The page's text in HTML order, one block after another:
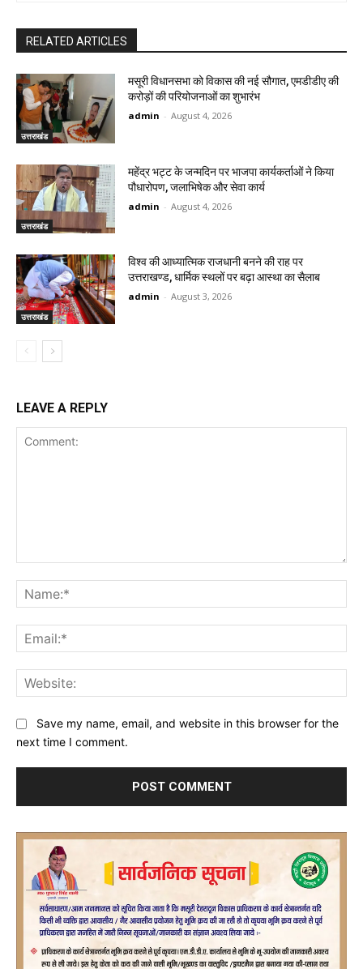
RELATED ARTICLES
उत्तराखंड
मसूरी विधानसभा को विकास की नई सौगात, एमडीडीए की
करोड़ों की परियोजनाओं का शुभारंभ
admin - August 4, 2026
उत्तराखंड
महेंद्र भट्ट के जन्मदिन पर भाजपा कार्यकर्ताओं ने किया
पौधारोपण, जलाभिषेक और सेवा कार्य
admin - August 4, 2026
उत्तराखंड
विश्व की आध्यात्मिक राजधानी बनने की राह पर
उत्तराखण्ड, धार्मिक स्थलों पर बढ़ा आस्था का सैलाब
admin - August 3, 2026
LEAVE A REPLY
Save my name, email, and website in this browser for the
next time I comment.